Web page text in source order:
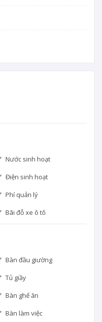
Nước sinh hoạt
Điện sinh hoạt
Phí quản lý
Bãi đỗ xe ô tô
Bàn đầu giường
Tủ giầy
Bàn ghế ăn
Bàn làm việc